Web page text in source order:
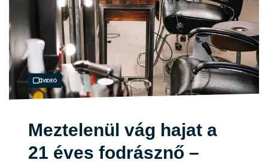
Videó
Meztelenül vág hajat a
21 éves fodrásznő –